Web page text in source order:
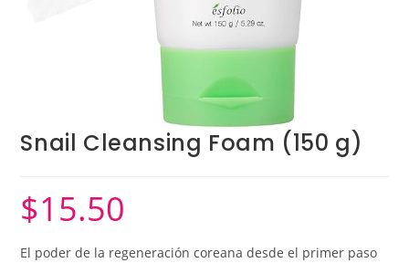
Snail Cleansing Foam (150 g)
$15.50
El poder de la regeneración coreana desde el primer paso